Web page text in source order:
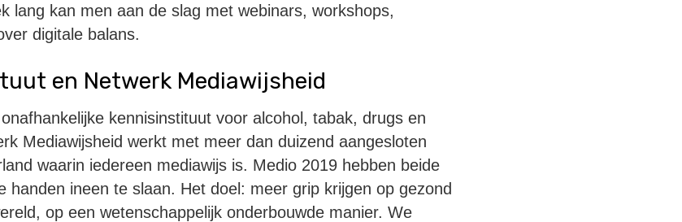
lang kan men aan de slag met webinars, workshops,
digitale balans.
en Netwerk Mediawijsheid
kennisinstituut voor alcohol, tabak, drugs en
Mediawijsheid werkt met meer dan duizend aangesloten
waarin iedereen mediawijs is. Medio 2019 hebben beide
handen ineen te slaan. Het doel: meer grip krijgen op gezond
op een wetenschappelijk onderbouwde manier. We